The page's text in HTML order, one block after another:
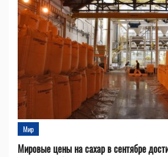
Мир
Мировые цены на сахар в сентябре